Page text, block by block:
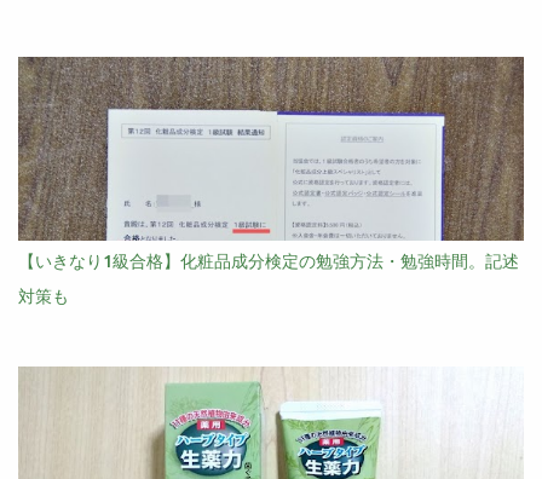
【いきなり1級合格】化粧品成分検定の勉強方法・勉強時間。記述
対策も